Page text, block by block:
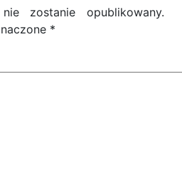
zostanie opublikowany.
*